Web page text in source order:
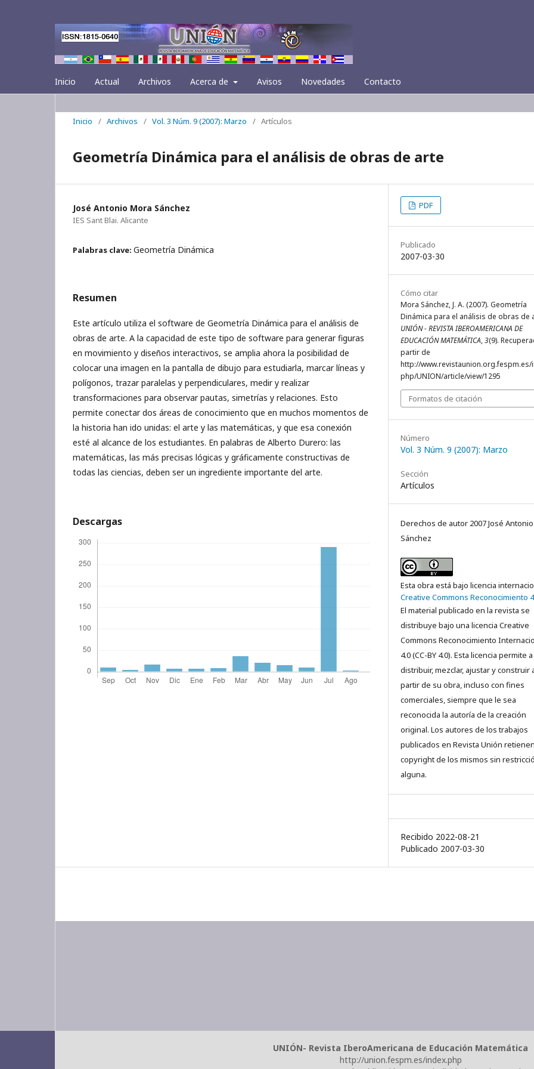
Inicio Actual Archivos Acerca de Avisos Novedades Contacto
Inicio / Archivos / Vol. 3 Núm. 9 (2007): Marzo / Artículos
Geometría Dinámica para el análisis de obras de arte
José Antonio Mora Sánchez
IES Sant Blai. Alicante
Palabras clave: Geometría Dinámica
Resumen
Este artículo utiliza el software de Geometría Dinámica para el análisis de
obras de arte. A la capacidad de este tipo de software para generar figuras
en movimiento y diseños interactivos, se amplia ahora la posibilidad de
colocar una imagen en la pantalla de dibujo para estudiarla, marcar líneas y
polígonos, trazar paralelas y perpendiculares, medir y realizar
transformaciones para observar pautas, simetrías y relaciones. Esto
permite conectar dos áreas de conocimiento que en muchos momentos de
la historia han ido unidas: el arte y las matemáticas, y que esa conexión
esté al alcance de los estudiantes. En palabras de Alberto Durero: las
matemáticas, las más precisas lógicas y gráficamente constructivas de
todas las ciencias, deben ser un ingrediente importante del arte.
Descargas
PDF
Publicado
2007-03-30
Cómo citar
Mora Sánchez, J. A. (2007). Geometría
Dinámica para el análisis de obras de
UNIÓN - REVISTA IBEROAMERICANA DE
EDUCACIÓN MATEMÁTICA,3(9).
partir de
http://www.revistaunion.org.fespm.es/
php/UNION/article/view/1295
Formatos de citación
Número
Vol. 3 Núm. 9 (2007): Marzo
Sección
Artículos
Derechos de autor 2007 José
Sánchez
Esta obra está bajo licencia
Creative Commons Reconocimiento
El material publicado en la revista se
distribuye bajo una licencia Creative
Commons Reconocimiento
4.0 (CC-BY 4.0). Esta licencia permite
distribuir, mezclar, ajustar y construir
partir de su obra, incluso con fines
comerciales, siempre que le sea
reconocida la autoría de la creación
original. Los autores de los trabajos
publicados en Revista Unión
copyright de los mismos sin
alguna.
Recibido 2022-08-21
Publicado 2007-03-30
UNIÓN- Revista IberoAmericana de Educación Matemática
http://union.fespm.es/index.php